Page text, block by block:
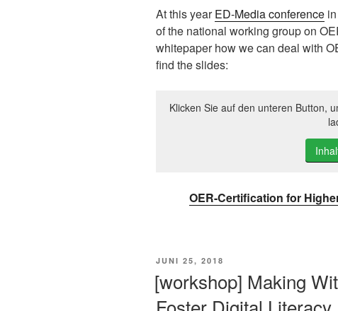
At this yearED-Media conference
of the national working group on
whitepaper how we can deal with
find the slides:
Klicken Sie auf den unteren Button,
OER-Certification for
VERÖFFENTLICHT
JUNI 25, 2018
[workshop] Making